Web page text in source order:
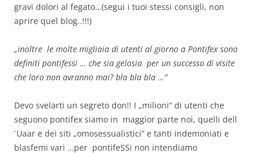
gravi dolori al fegato…(segui i tuoi stessi consigli, non
aprire quel blog..!!!)
„inoltre le molte migliaia di utenti al giorno a Pontifex sono
definiti pontifessi … che sia gelosia per un successo di visite
che loro non avranno mai? bla bla bla …“
Devo svelarti un segreto don!! I „milioni“ di utenti che
seguono pontifex siamo in maggior parte noi, quelli dell
´Uaar e dei siti „omosessualistici“ e tanti indemoniati e
blasfemi vari …per pontifeSSi non intendiamo